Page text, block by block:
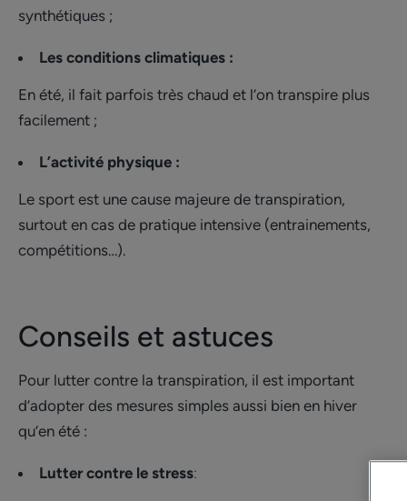
synthétiques ;
Les conditions climatiques :
En été, il fait parfois très chaud et l’on transpire plus
facilement ;
L’activité physique :
Le sport est une cause majeure de transpiration,
surtout en cas de pratique intensive (entrainements,
compétitions…).
Conseils et astuces
Pour lutter contre la transpiration, il est important
d’adopter des mesures simples aussi bien en hiver
qu’en été :
Lutter contre le stress: